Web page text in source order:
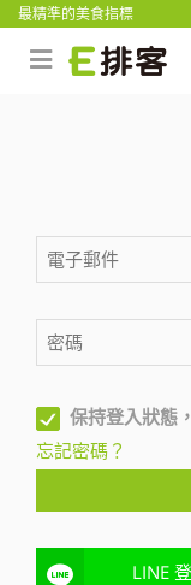
最精準的美食指標
保持登入狀態
忘記密碼？
LINE